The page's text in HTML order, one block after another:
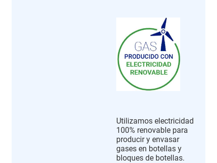
Utilizamos electricidad
100% renovable para
producir y envasar
gases en botellas y
bloques de botellas.